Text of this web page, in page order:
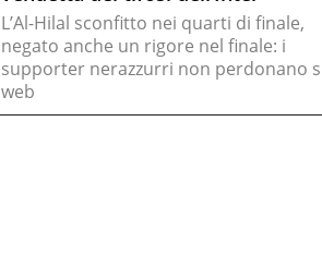
L’Al-Hilal sconfitto nei quarti di finale,
negato anche un rigore nel finale: i
supporter nerazzurri non perdonano
web